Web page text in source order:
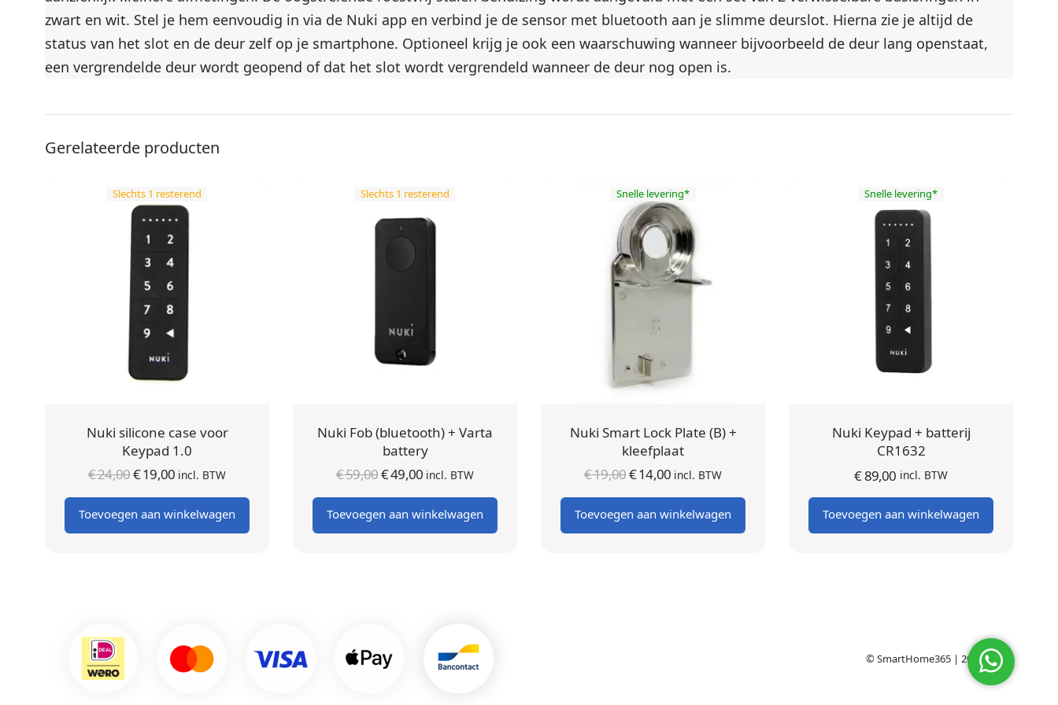
r
i
e
zwart en wit. Stel je hem eenvoudig in via de Nuki app en verbind je de sensor met bluetooth aan je slimme deurslot. Hierna zie je altijd de
status van het slot en de deur zelf op je smartphone. Optioneel krijg je ook een waarschuwing wanneer bijvoorbeeld de deur lang openstaat,
een vergrendelde deur wordt geopend of dat het slot wordt vergrendeld wanneer de deur nog open is.
Gerelateerde producten
Slechts 1 resterend
Nuki silicone case voor
Keypad 1.0
€24,00Oorspronkelijke
prijs was:
€ 24,00.
€19,00 Huidige
prijs is:
€ 19,00.
incl. BTW
Toevoegen aan winkelwagen
Slechts 1 resterend
Nuki Fob (bluetooth) + Varta
battery
€59,00Oorspronkelijke
prijs was:
€ 59,00.
€49,00 Huidige
prijs is:
€ 49,00.
incl. BTW
Toevoegen aan winkelwagen
Snelle levering*
Nuki Smart Lock Plate (B) +
kleefplaat
€19,00Oorspronkelijke
prijs was:
€ 19,00.
€14,00 Huidige
prijs is:
€ 14,00.
incl. BTW
Toevoegen aan winkelwagen
Snelle levering*
Nuki Keypad + batterij
CR1632
€89,00 incl. BTW
Toevoegen aan winkelwagen
© SmartHome365 | 2016 - 2026